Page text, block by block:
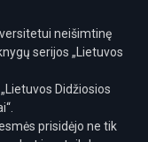
neišimtinę
serijos „Lietuvos
Didžiosios
prisidėjo ne tik